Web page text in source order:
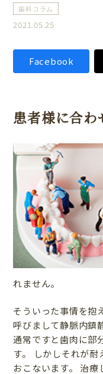
歯科コラム
2021.05.25
Facebook
患者様に合わ
れません。
そういった事情を抱
呼びまして静脈内鎮
通常ですと歯肉に部
す。 しかしそれが
おこないます。 治